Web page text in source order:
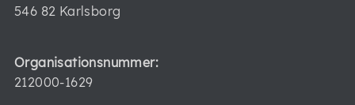
546 82 Karlsborg
Organisationsnummer:
212000-1629